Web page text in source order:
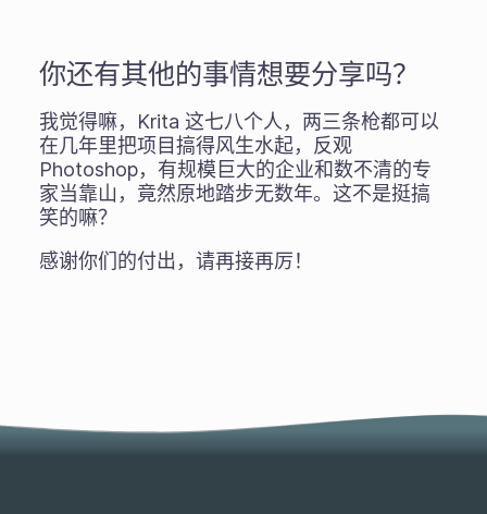
你还有其他的事情想要分享吗？
我觉得嘛，Krita 这七八个人，两三条枪都可以
在几年里把项目搞得风生水起，反观
Photoshop，有规模巨大的企业和数不清的专
家当靠山，竟然原地踏步无数年。这不是挺搞
笑的嘛？
感谢你们的付出，请再接再厉！